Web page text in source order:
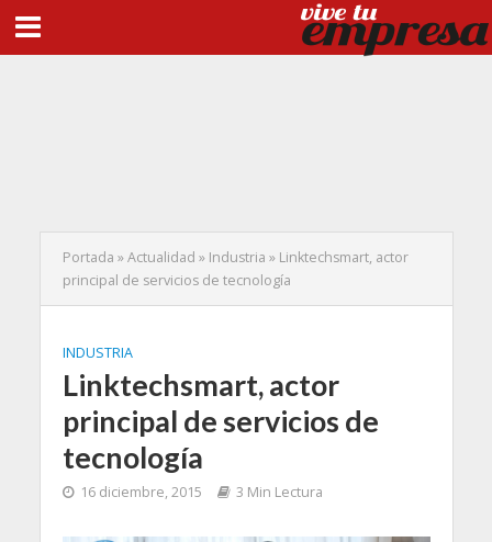
Portada »Actualidad » Industria » Linktechsmart, actor
principal de servicios de tecnología
INDUSTRIA
Linktechsmart, actor
principal de servicios de
tecnología
16 diciembre, 2015 3 Min Lectura